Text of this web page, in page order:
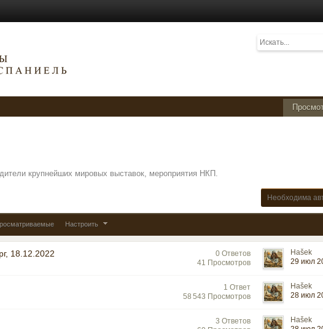
крупнейших мировых выставок, мероприятия НКП.
Необходима
Настроить
18.12.2022
0 Ответов
41 Просмотров
Hašek
29 июл
1 Ответ
58 543 Просмотров
Hašek
28 июл
3 Ответов
Hašek